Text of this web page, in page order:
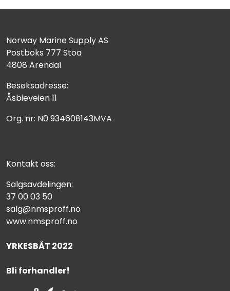
Norway Marine Supply AS
Postboks 777 Stoa
4808 Arendal
Besøksadresse:
Åsbieveien 11
Org. nr: N0 934608143MVA
Kontakt oss:
Salgsavdelingen:
37 00 03 50
salg@nmsproff.no
www.nmsproff.no
YRKESBÅT 2022
Bli forhandler!